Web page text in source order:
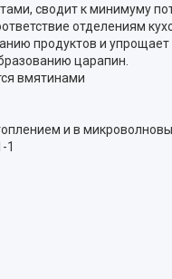
сводит к минимуму
отделениям
продуктов и упрощает
царапин.
вмятинами
и в
1